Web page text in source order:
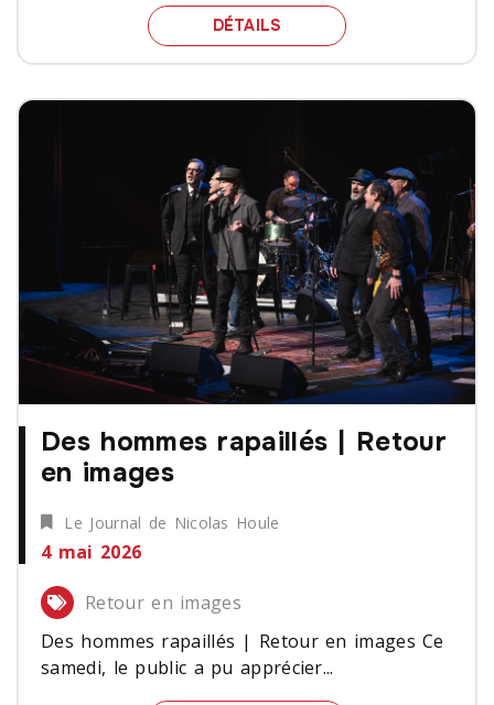
DÉTAILS AU CŒUR DE L’ORGUE
Des hommes rapaillés | Retour
en images
Le Journal de Nicolas Houle
4 mai 2026
Retour en images
Des hommes rapaillés | Retour en images Ce
samedi, le public a pu apprécier...